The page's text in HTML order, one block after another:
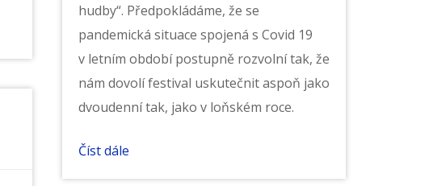
hudby“. Předpokládáme, že se
pandemická situace spojená s Covid 19
v letním období postupně rozvolní tak, že
nám dovolí festival uskutečnit aspoň jako
dvoudenní tak, jako v loňském roce.
Číst dále